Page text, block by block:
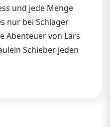
und jede Menge
nur bei Schlager
Abenteuer von Lars
Schieber jeden